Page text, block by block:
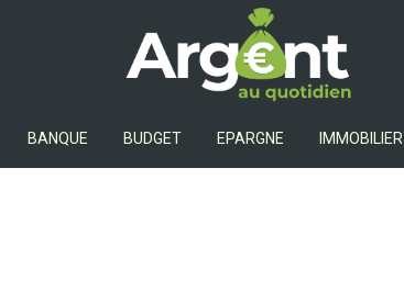
Argent Au Quotidien
BANQUE BUDGET EPARGNE IMMOBILIER